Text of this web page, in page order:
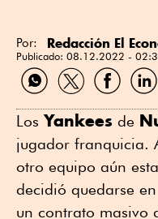
Por: Redacción El
Publicado: 08.12.2022 -
Compartir
por
Compartir
por
Compartir
por
por
LosYankees de
jugador franquicia.
otro equipo aún
decidió quedarse
un contrato masivo